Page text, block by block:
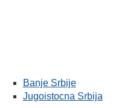
Banje Srbije
Jugoistocna Srbija